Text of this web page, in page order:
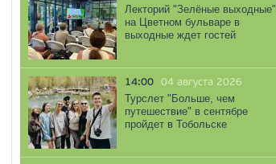
Лекторий "Зелёные выходные"
на Цветном бульваре в
выходные ждет гостей
14:00 04 августа 2026
Турслет "Больше, чем
путешествие" в сентябре
пройдет в Тобольске